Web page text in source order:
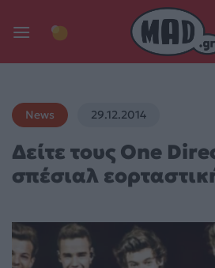
News 29.12.2014
Δείτε τους One
σπέσιαλ